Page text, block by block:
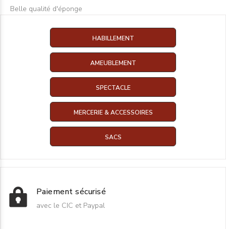
Belle qualité d'éponge
HABILLEMENT
AMEUBLEMENT
SPECTACLE
MERCERIE & ACCESSOIRES
SACS
Paiement sécurisé
avec le CIC et Paypal